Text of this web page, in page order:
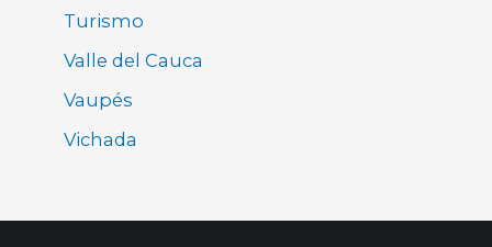
Turismo
Valle del Cauca
Vaupés
Vichada